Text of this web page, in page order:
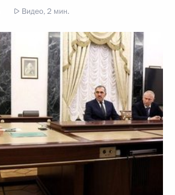
Видео, 2 мин.